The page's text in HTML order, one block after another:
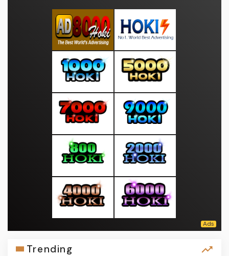
Trending